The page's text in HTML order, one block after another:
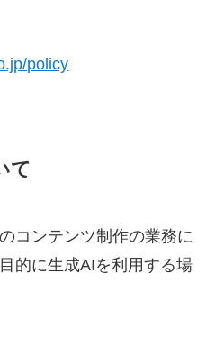
policy
て
コンテンツ制作の業務に
的に生成AIを利用する場